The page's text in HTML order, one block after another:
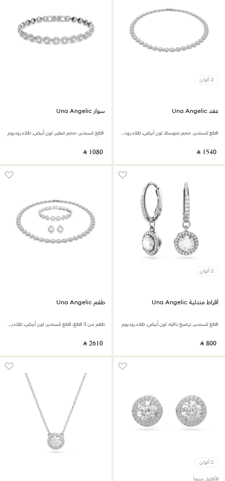
2 ألوان
عقد Una Angelic
قطع مُستدير، حجم متوسط، لون أبيض، طلاء روديوم
‎ ⃁ ⁦1540⁩ ‎
سوار Una Angelic
‎ ⃁ ⁦1080⁩ ‎
2 ألوان
أقراط متدلية Una Angelic
قطع مُستدير، ترصيع بافيه، لون أبيض، طلاء روديوم
‎ ⃁ ⁦800⁩ ‎
طقم Una Angelic
طقم من 3 قطع، قطع مُستدير، لون أبيض، طلاء روديوم
‎ ⃁ ⁦2610⁩ ‎
2 ألوان
الأفضل مبيعاً